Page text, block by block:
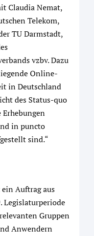
Claudia Nemat,
Telekom,
TU Darmstadt,
vzbv. Dazu
Online-
in Deutschland
des Status-quo
Erhebungen
in puncto
sind.“
Auftrag aus
Legislaturperiode
Gruppen
Anwendern